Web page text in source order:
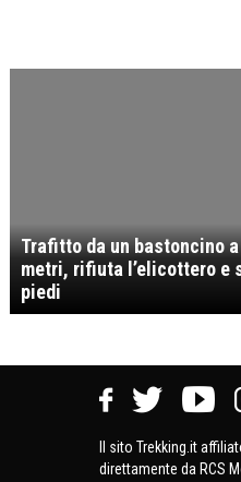
Trafitto da un bastoncino
metri, rifiuta l’elicottero e
piedi
Il sito Trekking.it
direttamente da RCS